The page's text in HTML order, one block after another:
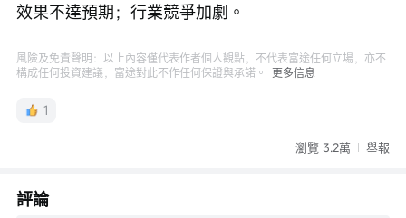
效果不達預期；行業競爭加劇。
風險及免責聲明：以上內容僅代表作者個人觀點，不代表富途任何立場，亦不
構成任何投資建議，富途對此不作任何保證與承諾。
更多信息
1
瀏覽 3.2萬 舉報
評論